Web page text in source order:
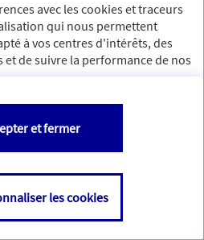
avec lescookies et traceurs
qui nous permettent
à vos centres d'intérêts, des
de suivre la performance de nos
de les refuser comme de
en allant sur
decookiesles cookies
et fermer